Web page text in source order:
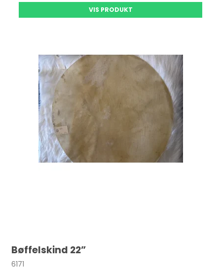
VIS PRODUKT
Bøffelskind 22”
6171